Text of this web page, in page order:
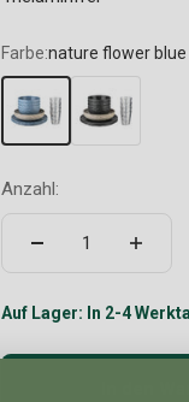
Farbe:nature flower blue
Anzahl:
Auf Lager: In 2-4